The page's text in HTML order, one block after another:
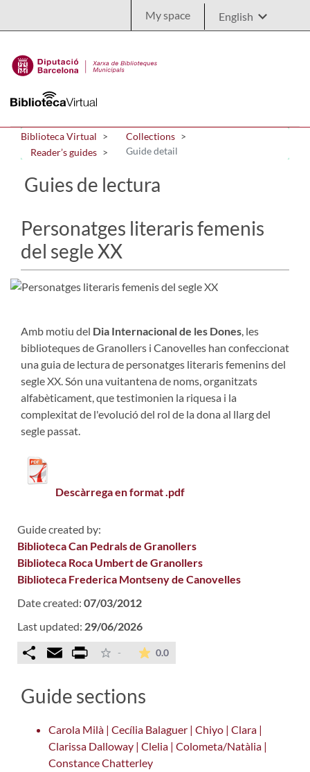
My space
Biblioteca Virtual
Collections
Reader’s guides
Guide detail
Guies de lectura
Personatges literaris femenis
del segle XX
Amb motiu del Dia Internacional de les Dones, les
biblioteques de Granollers i Canovelles han confeccionat
una guia de lectura de personatges literaris femenins del
segle XX. Són una vuitantena de noms, organitzats
alfabèticament, que testimonien la riquesa i la
complexitat de l'evolució del rol de la dona al llarg del
segle passat.
Descàrrega en format .pdf
Guide created by:
Biblioteca Can Pedrals de Granollers
Biblioteca Roca Umbert de Granollers
Biblioteca Frederica Montseny de Canovelles
Date created: 07/03/2012
Last updated: 29/06/2026
Comparteix
Email Print - 0.0The average rating is 0 stars
Guide sections
Carola Milà | Cecília Balaguer | Chiyo | Clara |
Clarissa Dalloway | Clelia | Colometa/Natàlia |
Constance Chatterley